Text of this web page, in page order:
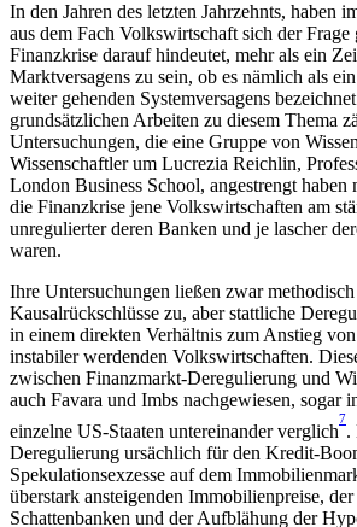
In den Jahren des letzten Jahrzehnts, haben
aus dem Fach Volkswirtschaft sich der
Finanzkrise darauf hindeutet, mehr als ein
Marktversagens zu sein, ob es nämlich als
weiter gehenden Systemversagens
grundsätzlichen Arbeiten zu diesem Thema
Untersuchungen, die eine Gruppe von
Wissenschaftler um Lucrezia Reichlin,
London Business School, angestrengt haben
die Finanzkrise jene Volkswirtschaften am
unregulierter deren Banken und je lascher
waren.
Ihre Untersuchungen ließen zwar
Kausalrückschlüsse zu, aber stattliche
in einem direkten Verhältnis zum Anstieg
instabiler werdenden Volkswirtschaften.
zwischen Finanzmarkt-Deregulierung und
auch Favara und Imbs nachgewiesen, sogar
einzelne US-Staaten untereinander verglich
7
.
Deregulierung ursächlich für den Kredit-
Spekulationsexzesse auf dem
überstark ansteigenden Immobilienpreise,
Schattenbanken und der Aufblähung der